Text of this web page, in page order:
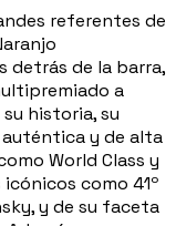
referentes de
detrás de la barra,
a
historia, su
y de alta
World Class y
como 41º
y de su faceta